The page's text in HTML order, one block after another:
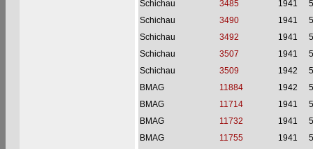
Schichau
3485 1941
Schichau
3490 1941
Schichau
3492 1941
Schichau
3507 1941
Schichau
3509 1942
BMAG
11884 1942
BMAG
11714 1941
BMAG
11732 1941
BMAG
11755 1941